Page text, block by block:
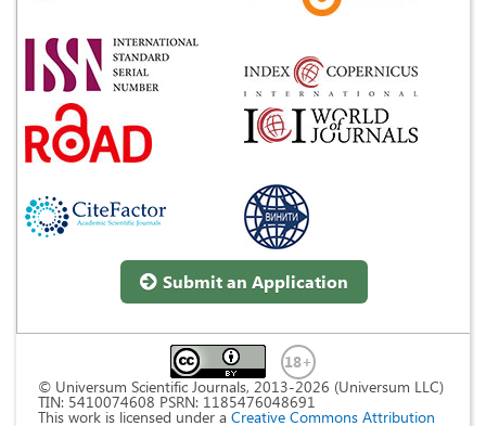
Submit an Application
© Universum Scientific Journals, 2013-2026 (Universum LLC)
TIN: 5410074608 PSRN: 1185476048691
This work is licensed under a Creative Commons Attribution